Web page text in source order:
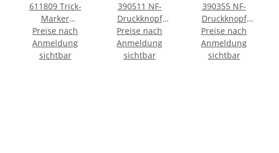
611809 Trick-
Marker
selbstlöschend -
KTE á 1 ST
Preise nach
Anmeldung
sichtbar
390511 NF-
Druckknopf
Anorak
Excursion MS 20
mm mattsilber -
Preise nach
Anmeldung
sichtbar
390355 NF-
Druckknopf
Anorak Reifen
MS 20 mm
altmessing - KTE
Preise nach
Anmeldung
sichtbar